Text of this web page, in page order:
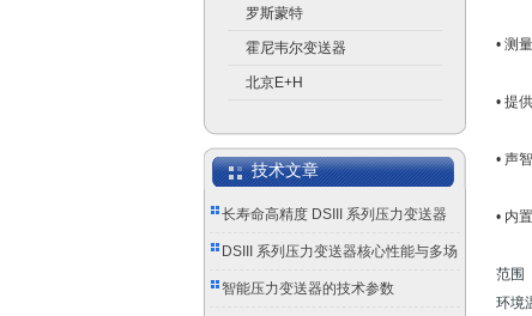
罗斯蒙特
霍尼韦尔变送器
北京E+H
技术文章
长寿命高精度 DSIII 系列压力变送器
成工业测控优选
DSIII 系列压力变送器核心性能与多场
景应用实践
智能压力变送器的技术参数
• 测
• 提
• 声
• 内
范围
环境